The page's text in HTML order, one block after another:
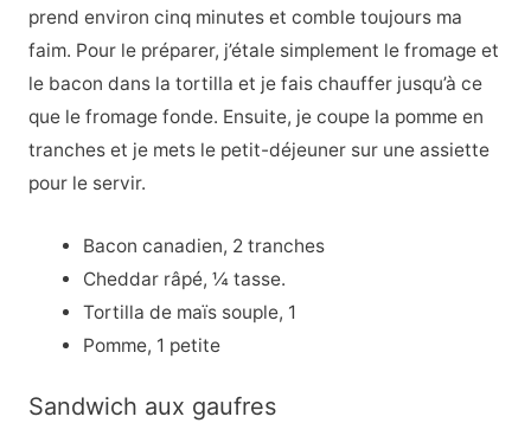
prend environ cinq minutes et comble toujours ma
faim. Pour le préparer, j’étale simplement le fromage et
le bacon dans la tortilla et je fais chauffer jusqu’à ce
que le fromage fonde. Ensuite, je coupe la pomme en
tranches et je mets le petit-déjeuner sur une assiette
pour le servir.
Bacon canadien, 2 tranches
Cheddar râpé, ¼ tasse.
Tortilla de maïs souple, 1
Pomme, 1 petite
Sandwich aux gaufres